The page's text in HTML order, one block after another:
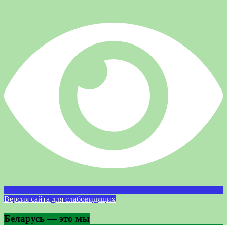
Версия сайта для слабовидящих
Беларусь — это мы